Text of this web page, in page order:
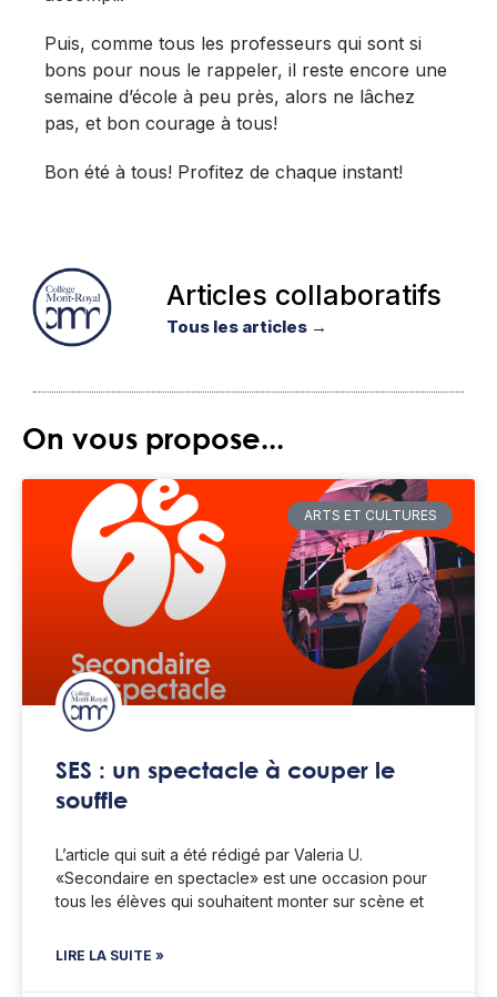
Puis, comme tous les professeurs qui sont si
bons pour nous le rappeler, il reste encore une
semaine d’école à peu près, alors ne lâchez
pas, et bon courage à tous!
Bon été à tous! Profitez de chaque instant!
Articles collaboratifs
Tous les articles →
On vous propose...
ARTS ET CULTURES
SES : un spectacle à couper le
souffle
L’article qui suit a été rédigé par Valeria U.
«Secondaire en spectacle» est une occasion pour
tous les élèves qui souhaitent monter sur scène et
LIRE LA SUITE »